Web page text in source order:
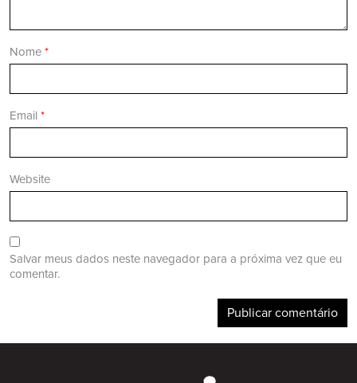
Nome *
Email *
Website
Salvar meus dados neste navegador para a próxima vez que eu
comentar.